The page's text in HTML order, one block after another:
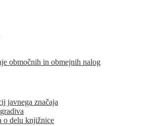
območnih in obmejnih nalog
javnega značaja
o delu knjižnice